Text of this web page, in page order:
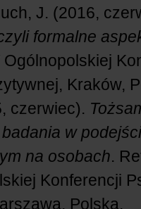
J. (2016,
formalne
Ogólnopolskiej
Kraków,
czerwiec).
w
na osobach.
Konferencji
Polska.